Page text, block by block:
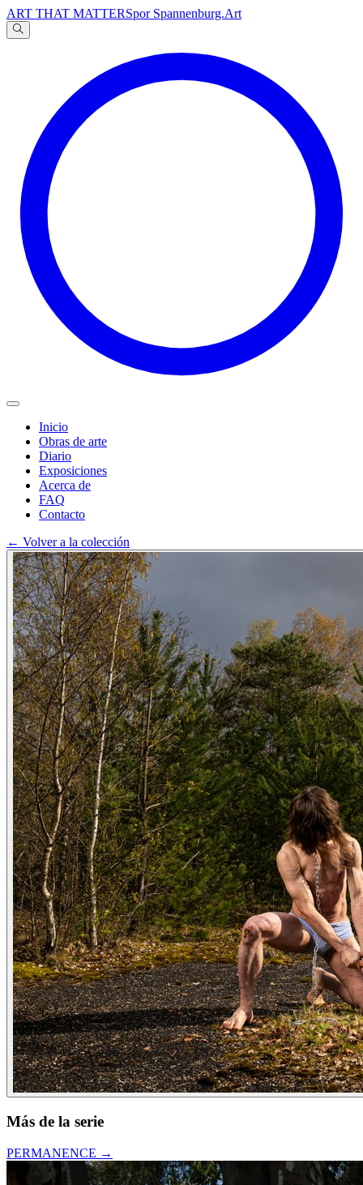
ART THAT MATTERSpor Spannenburg.Art
文
Inicio
Obras de arte
Diario
Exposiciones
Acerca de
FAQ
Contacto
← Volver a la colección
Más de la serie
PERMANENCE →